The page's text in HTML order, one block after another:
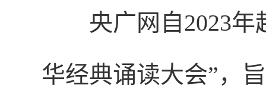
央广网自2023
华经典诵读大会”，